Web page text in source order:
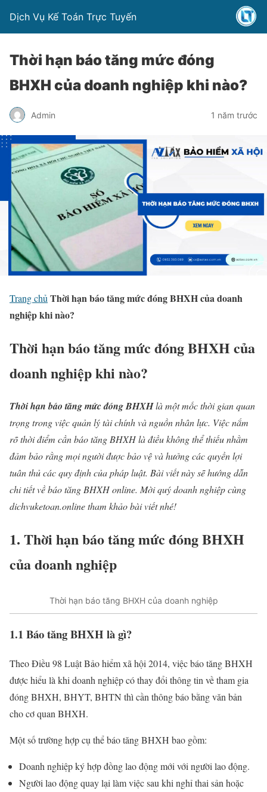
Dịch Vụ Kế Toán Trực Tuyến
Thời hạn báo tăng mức đóng
BHXH của doanh nghiệp khi nào?
Admin 1 năm trước
Trang chủ Thời hạn báo tăng mức đóng BHXH của doanh
nghiệp khi nào?
Thời hạn báo tăng mức đóng BHXH của
doanh nghiệp khi nào?
Thời hạn báo tăng mức đóng BHXHlà một mốc thời gian quan
trọng trong việc quản lý tài chính và nguồn nhân lực. Việc nắm
rõ thời điểm cần báo tăng BHXH là điều không thể thiếu nhằm
đảm bảo rằng mọi người được bảo vệ và hưởng các quyền lợi
tuân thủ các quy định của pháp luật. Bài viết này sẽ hướng dẫn
chi tiết về báo tăng BHXH online. Mời quý doanh nghiệp cùng
dichvuketoan.online tham khảo bài viết nhé!
1. Thời hạn báo tăng mức đóng BHXH
của doanh nghiệp
Thời hạn báo tăng BHXH của doanh nghiệp
1.1 Báo tăng BHXH là gì?
Theo Điều 98 Luật Bảo hiểm xã hội 2014, việc báo tăng BHXH
được hiểu là khi doanh nghiệp có thay đổi thông tin về tham gia
đóng BHXH, BHYT, BHTN thì cần thông báo bằng văn bản
cho cơ quan BHXH.
Một số trường hợp cụ thể báo tăng BHXH bao gồm:
Doanh nghiệp ký hợp đồng lao động mới với người lao động.
Người lao động quay lại làm việc sau khi nghỉ thai sản hoặc